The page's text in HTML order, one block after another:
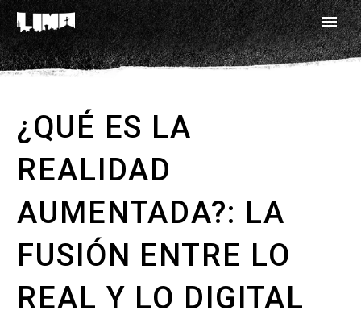
¿QUÉ ES LA
REALIDAD
AUMENTADA?: LA
FUSIÓN ENTRE LO
REAL Y LO DIGITAL